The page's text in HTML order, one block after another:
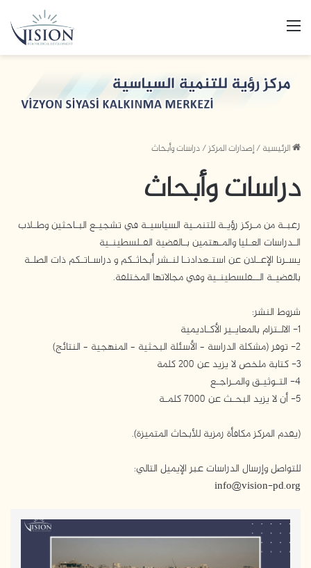
الرئيسية/إصدارات المركز/دراسات وأبحاث
دراسات وأبحاث
رغبـة من مـركز رؤيـة للتنمـية السياسيـة في تشجيـع البـاحثين وطـلاب
الـدراسات العـليا والمـهتمين بـالقضية الفـلسطينـية
يسـرنا الإعـلان عن استـعدادنـا لنـشر أبحاثـكم و دراسـاتـكم ذات الصلـة
بالقضيـة الــفلسطينـية وفي مجالاتها المختلفة.
شروط النشر:
1- الالـتزام بالمعايـير الأكـاديمية
2- توفر (مشكلة الدراسة – الأسئلة البحثية – المنهجية – النتائج)
3- كتابة ملخص لا يزيد عن 200 كلمة
4- التـوثيـق والمـراجـع
5- أن لا يزيد البحـث عن 7000 كلمـة
(يقدم المركز مكافأة رمزية للأبحاث المتميزة).
للتواصل وإرسال الدراسات عبر الإيميل التالي:
info@vision-pd.org